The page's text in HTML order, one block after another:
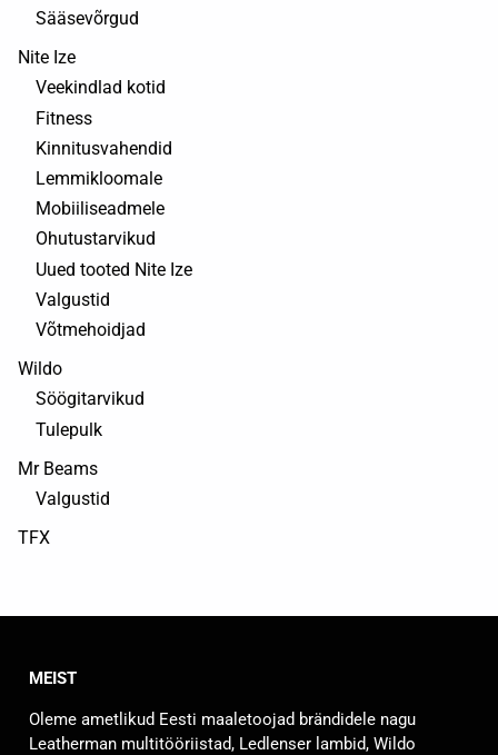
Sääsevõrgud
Nite Ize
Veekindlad kotid
Fitness
Kinnitusvahendid
Lemmikloomale
Mobiiliseadmele
Ohutustarvikud
Uued tooted Nite Ize
Valgustid
Võtmehoidjad
Wildo
Söögitarvikud
Tulepulk
Mr Beams
Valgustid
TFX
MEIST
Oleme ametlikud Eesti maaletoojad brändidele nagu
Leatherman multitööriistad, Ledlenser lambid, Wildo